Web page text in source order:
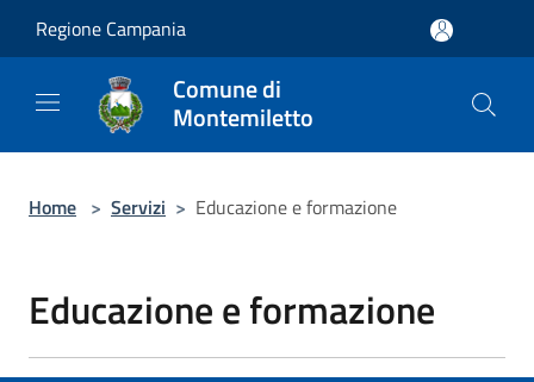
Regione Campania
Comune di
Montemiletto
Home > Servizi > Educazione e formazione
Educazione e formazione